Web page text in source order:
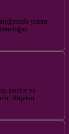
yaşam
zarafet ve
Ahşabın